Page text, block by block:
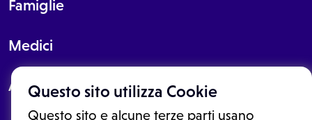
Questo sito utilizza Cookie
Questo sito e alcune terze parti usano
Famiglie
Medici
About